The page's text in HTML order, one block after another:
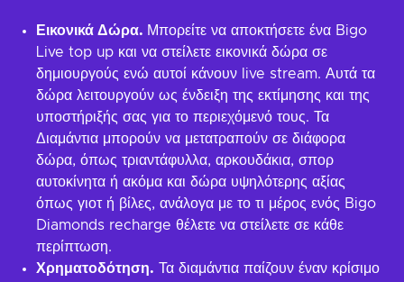
Εικονικά Δώρα. Μπορείτε να αποκτήσετε ένα Bigo
Live top up και να στείλετε εικονικά δώρα σε
δημιουργούς ενώ αυτοί κάνουν live stream. Αυτά τα
δώρα λειτουργούν ως ένδειξη της εκτίμησης και της
υποστήριξής σας για το περιεχόμενό τους. Τα
Διαμάντια μπορούν να μετατραπούν σε διάφορα
δώρα, όπως τριαντάφυλλα, αρκουδάκια, σπορ
αυτοκίνητα ή ακόμα και δώρα υψηλότερης αξίας
όπως γιοτ ή βίλες, ανάλογα με το τι μέρος ενός Bigo
Diamonds recharge θέλετε να στείλετε σε κάθε
περίπτωση.
Χρηματοδότηση. Τα διαμάντια παίζουν έναν κρίσιμο